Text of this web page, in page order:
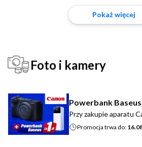
Pokaż więcej
Foto i kamery
Powerbank Baseus
Przy zakupie aparatu
Promocja trwa do: